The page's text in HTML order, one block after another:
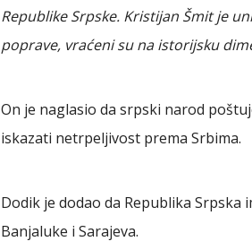
Republike Srpske. Kristijan Šmit je
poprave, vraćeni su na istorijsku
On je naglasio da srpski narod
iskazati netrpeljivost prema Srbima.
Dodik je dodao da Republika
Banjaluke i Sarajeva.